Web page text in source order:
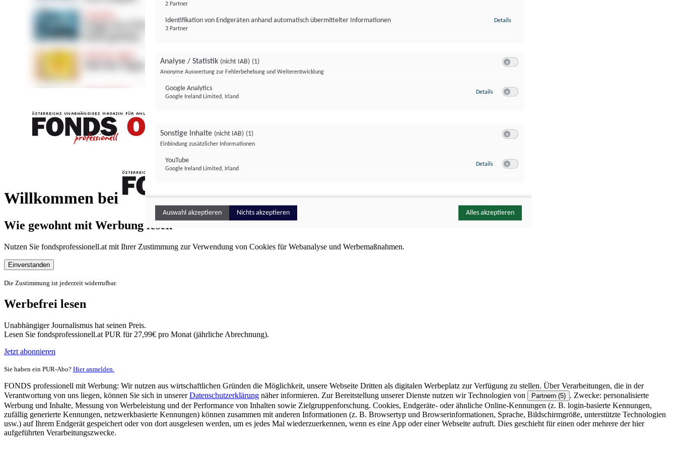
Willkommen bei
FONDS professionell
Wie gewohnt mit Werbung lesen
Nutzen Sie fondsprofessionell.at mit Ihrer Zustimmung zur Verwendung von Cookies für Webanalyse und Werbemaßnahmen.
Einverstanden
Die Zustimmung ist jederzeit widerrufbar.
Werbefrei lesen
Unabhängiger Journalismus hat seinen Preis.
Lesen Sie fondsprofessionell.at PUR für 27,99€ pro Monat (jährliche Abrechnung).
Jetzt abonnieren
Sie haben ein PUR-Abo? Hier anmelden.
FONDS professionell mit Werbung: Wir nutzen aus wirtschaftlichen Gründen die Möglichkeit, unsere Webseite Dritten als digitalen Werbeplatz zur Verfügung zu stellen. Über Verarbeitungen, die in der
Verantwortung von uns liegen, können Sie sich in unsererDatenschutzerklärung näher informieren. Zur Bereitstellung unserer Dienste nutzen wir Technologien von Partnern (5) . Zwecke: personalisierte
Werbung und Inhalte, Messung von Werbeleistung und der Performance von Inhalten sowie Zielgruppenforschung. Cookies, Endgeräte- oder ähnliche Online-Kennungen (z. B. login-basierte Kennungen,
zufällig generierte Kennungen, netzwerkbasierte Kennungen) können zusammen mit anderen Informationen (z. B. Browsertyp und Browserinformationen, Sprache, Bildschirmgröße, unterstützte Technologien
usw.) auf Ihrem Endgerät gespeichert oder von dort ausgelesen werden, um es jedes Mal wiederzuerkennen, wenn es eine App oder einer Webseite aufruft. Dies geschieht für einen oder mehrere der hier
aufgeführten Verarbeitungszwecke.
2 Partner
Identifikation von Endgeräten anhand automatisch übermittelter Informationen
3 Partner
Details
Analyse / Statistik (nicht IAB) (1)
Anonyme Auswertung zur Fehlerbehebung und Weiterentwicklung
Google Analytics
Google Ireland Limited, Irland
Details zu Google Analytics
Sonstige Inhalte (nicht IAB) (1)
Einbindung zusätzlicher Informationen
YouTube
Google Ireland Limited, Irland
Details zu YouTube
Auswahl akzeptieren Nichts akzeptieren Alles akzeptieren